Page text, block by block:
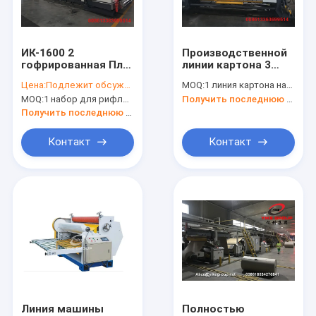
Путешествие фабрики
Новости
Случаи
рифлёная производственная линия картона
Пояс Корругатор
Рифлёный ролик
ИК-1600 2
гофрированная Плы
линия картона,
рифленый
одиночный
Цена:Подлежит обсуждению
MOQ:1 набор для рифленой линии картона
Получить последнюю цену
Контакт
Производственной
линии картона 3
стойке мельницы
автоматической
MOQ:1 линия картона набора рифленая
Контакт
Линия машины
Полностью